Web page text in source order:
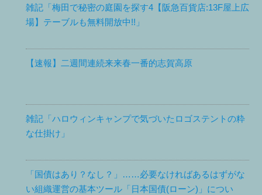
雑記「梅田で秘密の庭園を探す4【阪急百貨店:13F屋上広
場】テーブルも無料開放中!!」
【速報】二週間連続来来春一番的志賀高原
雑記「ハロウィンキャンプで気づいたロゴステントの粋
な仕掛け」
「国債はあり？なし？」……必要なければあるはずがな
い組織運営の基本ツール「日本国債(ローン)」につい